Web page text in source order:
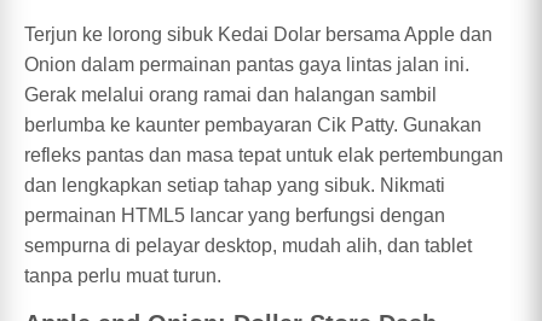
Terjun ke lorong sibuk Kedai Dolar bersama Apple dan
Onion dalam permainan pantas gaya lintas jalan ini.
Gerak melalui orang ramai dan halangan sambil
berlumba ke kaunter pembayaran Cik Patty. Gunakan
refleks pantas dan masa tepat untuk elak pertembungan
dan lengkapkan setiap tahap yang sibuk. Nikmati
permainan HTML5 lancar yang berfungsi dengan
sempurna di pelayar desktop, mudah alih, dan tablet
tanpa perlu muat turun.